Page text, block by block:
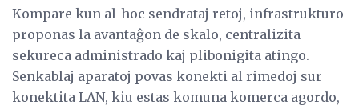
Kompare kun al-hoc sendrataj retoj, infrastrukturo
proponas la avantaĝon de skalo, centralizita
sekureca administrado kaj plibonigita atingo.
Senkablaj aparatoj povas konekti al rimedoj sur
konektita LAN, kiu estas komuna komerca agordo,